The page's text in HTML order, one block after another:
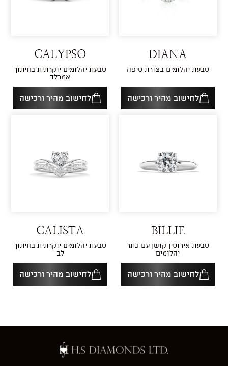
DIANA
טבעת יהלומים בצורת טיפה
לחישוב מהיר ורכישה
CALYPSO
טבעת יהלומים יוקרתית בחיתוך
אמרלד
לחישוב מהיר ורכישה
BILLIE
טבעת אירוסין קושן עם כתר
יהלומים
לחישוב מהיר ורכישה
CALISTA
טבעת יהלומים יוקרתית בחיתוך
לב
לחישוב מהיר ורכישה